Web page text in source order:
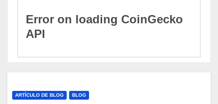
ARTÍCULO DE BLOG BLOG